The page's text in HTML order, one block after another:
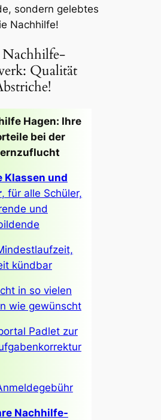
sondern gelebtes
Nachhilfe!
Nachhilfe-
Qualität
Hagen: Ihre
bei der
Klassen und
, für alle Schüler,
und
kündbar
in so vielen
wie gewünscht
Padlet zur
Nachhilfe-